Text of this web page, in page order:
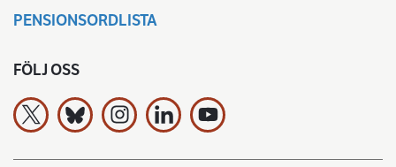
PENSIONSORDLISTA
FÖLJ OSS
Arbetspensionsförsäkrarna TELA rf på X
Arbetspensionsförsäkrarna TELA rf Bluesky:ssa
Arbetspensionsförsäkrarna TELA rf på
Arbetspensionsförsäkrarna TELA
Arbetspensionsförsäkrarna